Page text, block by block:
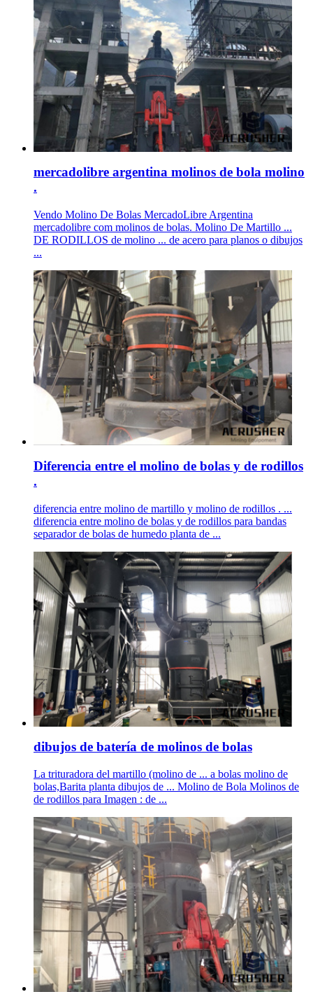
mercadolibre argentina molinos de bola molino
.
Vendo Molino De Bolas MercadoLibre Argentina
mercadolibre com molinos de bolas. Molino De Martillo ...
DE RODILLOS de molino ... de acero para planos o dibujos
...
Diferencia entre el molino de bolas y de rodillos
.
diferencia entre molino de martillo y molino de rodillos . ...
diferencia entre molino de bolas y de rodillos para bandas
separador de bolas de humedo planta de ...
dibujos de batería de molinos de bolas
La trituradora del martillo (molino de ... a bolas molino de
bolas,Barita planta dibujos de ... Molino de Bola Molinos de
de rodillos para Imagen : de ...